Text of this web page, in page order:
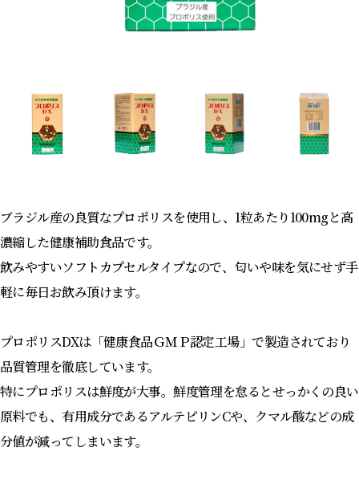
ブラジル産の良質なプロポリスを使用し、1粒あたり100mgと高
濃縮した健康補助食品です。
飲みやすいソフトカプセルタイプなので、匂いや味を気にせず手
軽に毎日お飲み頂けます。
プロポリスDXは「健康食品ＧＭＰ認定工場」で製造されており
品質管理を徹底しています。
特にプロポリスは鮮度が大事。鮮度管理を怠るとせっかくの良い
原料でも、有用成分であるアルテピリンCや、クマル酸などの成
分値が減ってしまいます。